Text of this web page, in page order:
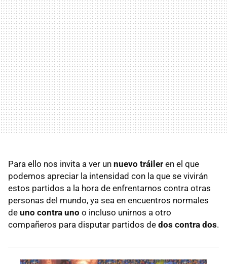
Para ello nos invita a ver un nuevo tráiler en el que
podemos apreciar la intensidad con la que se vivirán
estos partidos a la hora de enfrentarnos contra otras
personas del mundo, ya sea en encuentros normales
de uno contra uno o incluso unirnos a otro
compañeros para disputar partidos de dos contra dos.